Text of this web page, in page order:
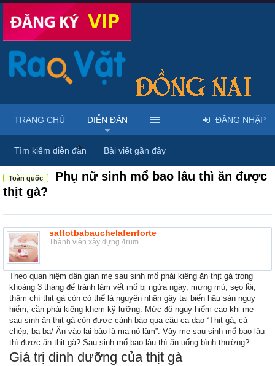
Diễn đàn ... Rao vặt tổng hợp - Uy tín - Miễn phí
Toàn quốc
Phụ nữ sinh mổ bao lâu thì ăn được
thịt gà?
sattotbabauchelaferrforte
Thành viên xây dựng 4rum
Theo quan niệm dân gian mẹ sau sinh mổ phải kiêng ăn thịt gà trong
khoảng 3 tháng để tránh làm vết mổ bị ngứa ngáy, mưng mủ, sẹo lồi,
thậm chí thịt gà còn có thể là nguyên nhân gây tai biến hậu sản nguy
hiểm, cần phải kiêng khem kỹ lưỡng. Mức độ nguy hiểm cao khi mẹ
sau sinh ăn thịt gà còn được cảnh báo qua câu ca dao “Thịt gà, cá
chép, ba ba/ Ăn vào lại bảo là ma nó làm”. Vậy mẹ sau sinh mổ bao lâu
thì được ăn thịt gà? Sau sinh mổ bao lâu thì ăn uống bình thường?
Giá trị dinh dưỡng của thịt gà
TRANG CHỦ DIỄN ĐÀN
Tìm kiếm diễn đàn Bài viết gần đây
ĐĂNG NHẬP